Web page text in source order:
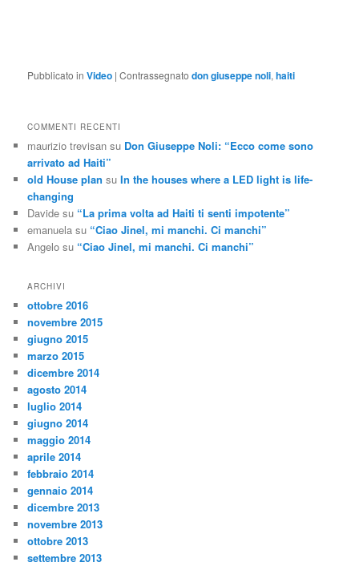
Pubblicato in Video |Contrassegnato don giuseppe noli,haiti
COMMENTI RECENTI
maurizio trevisan su Don Giuseppe Noli: “Ecco come sono
arrivato ad Haiti”
old House plan suIn the houses where a LED light is life-
changing
Davide su “La prima volta ad Haiti ti senti impotente”
emanuela su “Ciao Jinel, mi manchi. Ci manchi”
Angelo su “Ciao Jinel, mi manchi. Ci manchi”
ARCHIVI
ottobre 2016
novembre 2015
giugno 2015
marzo 2015
dicembre 2014
agosto 2014
luglio 2014
giugno 2014
maggio 2014
aprile 2014
febbraio 2014
gennaio 2014
dicembre 2013
novembre 2013
ottobre 2013
settembre 2013